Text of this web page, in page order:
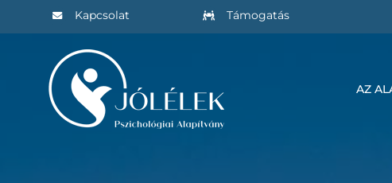
Kihagyás Kapcsolat Támogatás
AZ